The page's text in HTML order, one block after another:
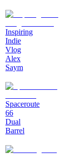
Inspiring
Indie
Vlog
Alex
Saym
Spaceroute
66
Dual
Barrel